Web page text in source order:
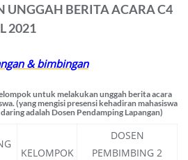
UNGGAH BERITA ACARA C4
2021
& bimbingan
untuk melakukan unggah berita acara
(yang mengisi presensi kehadiran mahasiswa
adalah Dosen Pendamping Lapangan)
KELOMPOK
DOSEN
PEMBIMBING 2